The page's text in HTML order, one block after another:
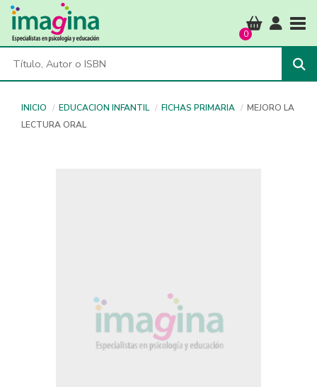
0
INICIO EDUCACION INFANTIL FICHAS PRIMARIA
MEJORO LA
LECTURA ORAL